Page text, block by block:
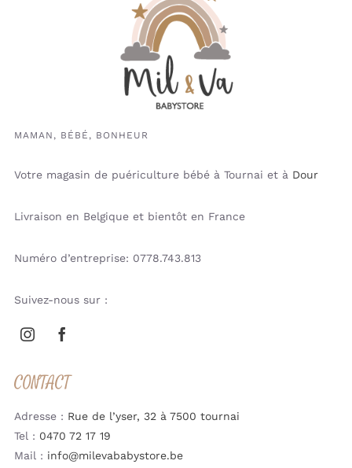
MAMAN, BÉBÉ, BONHEUR
Votre magasin de puériculture bébé à Tournai et à Dour
Livraison en Belgique et bientôt en France
Numéro d’entreprise: 0778.743.813
Suivez-nous sur :
CONTACT
Adresse : Rue de l’yser, 32 à 7500 tournai
Tel : 0470 72 17 19
Mail : info@milevababystore.be